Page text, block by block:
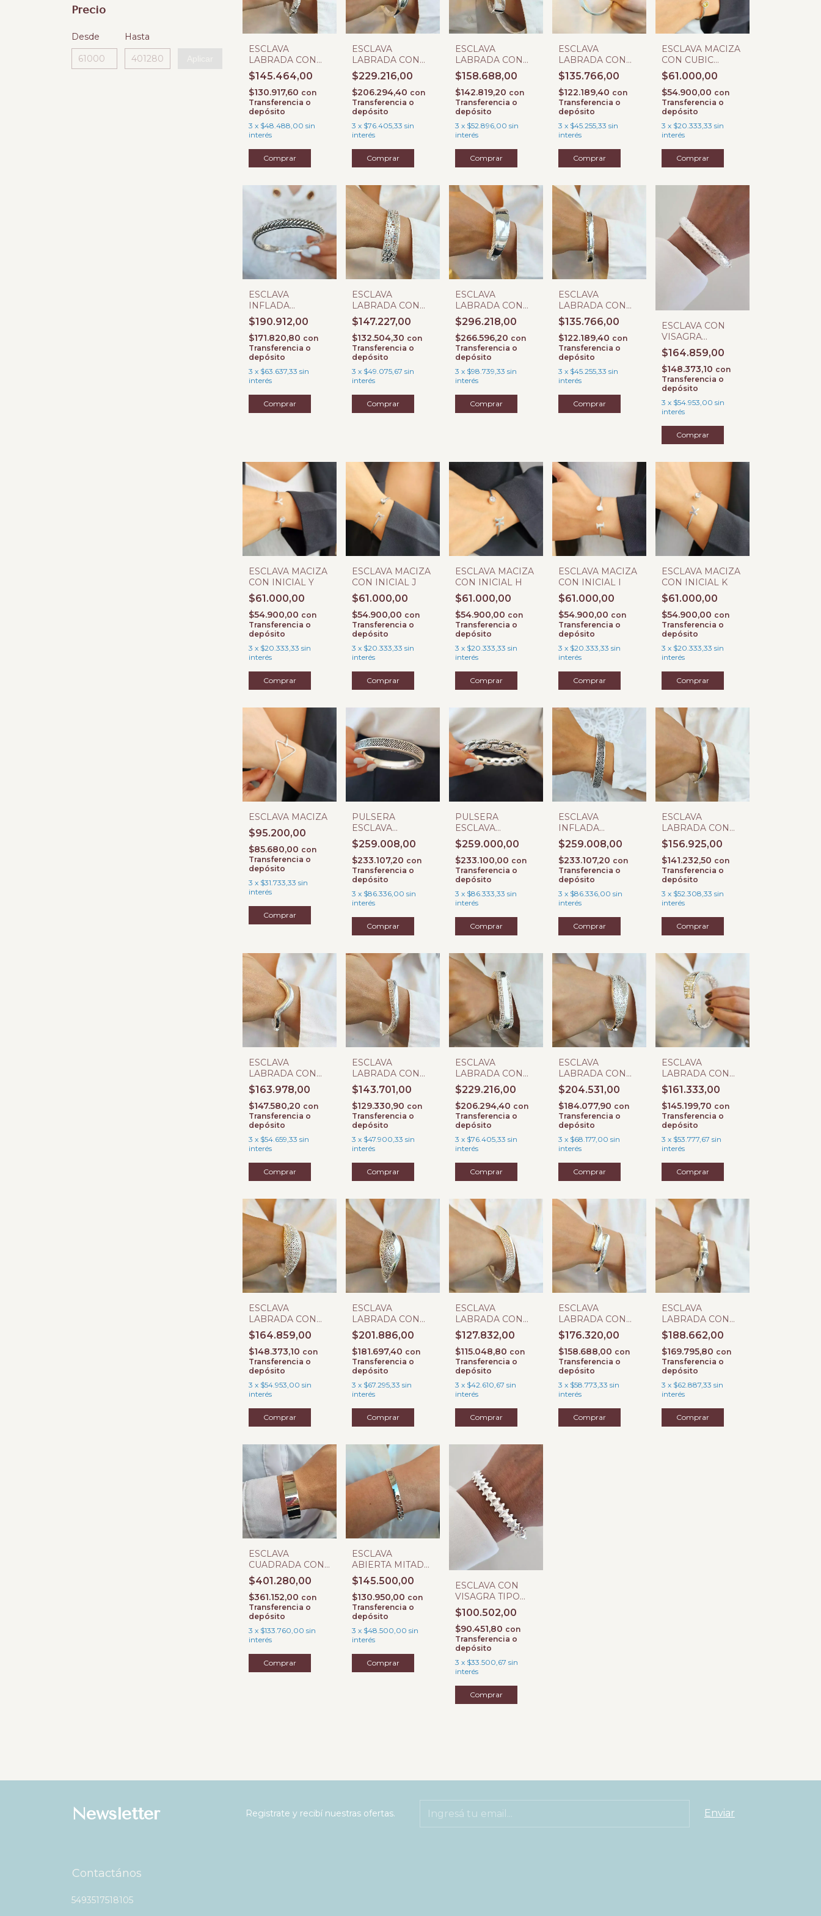
Precio
Desde Hasta
ESCLAVA
LABRADA CON
BISAGRA I
$145.464,00
$130.917,60 con
Transferencia o
depósito
3 x $48.488,00 sin
interés
ESCLAVA
LABRADA CON
BISAGRA M
$229.216,00
$206.294,40 con
Transferencia o
depósito
3 x $76.405,33 sin
interés
ESCLAVA
LABRADA CON
BISAGRA B
$158.688,00
$142.819,20 con
Transferencia o
depósito
3 x $52.896,00 sin
interés
ESCLAVA
LABRADA CON
BISAGRA Ñ
$135.766,00
$122.189,40 con
Transferencia o
depósito
3 x $45.255,33 sin
interés
ESCLAVA MACIZA
CON CUBIC
AMARILLO
$61.000,00
$54.900,00 con
Transferencia o
depósito
3 x $20.333,33 sin
interés
ESCLAVA
INFLADA
LABRADA
$190.912,00
$171.820,80 con
Transferencia o
depósito
3 x $63.637,33 sin
interés
ESCLAVA
LABRADA CON
BISAGRA C
$147.227,00
$132.504,30 con
Transferencia o
depósito
3 x $49.075,67 sin
interés
ESCLAVA
LABRADA CON
BISAGRA K
$296.218,00
$266.596,20 con
Transferencia o
depósito
3 x $98.739,33 sin
interés
ESCLAVA
LABRADA CON
BISAGRA N
$135.766,00
$122.189,40 con
Transferencia o
depósito
3 x $45.255,33 sin
interés
ESCLAVA CON
VISAGRA
LABRADA TIPO
PANAL
$164.859,00
$148.373,10 con
Transferencia o
depósito
3 x $54.953,00 sin
interés
ESCLAVA MACIZA
CON INICIAL Y
$61.000,00
$54.900,00 con
Transferencia o
depósito
3 x $20.333,33 sin
interés
ESCLAVA MACIZA
CON INICIAL J
$61.000,00
$54.900,00 con
Transferencia o
depósito
3 x $20.333,33 sin
interés
ESCLAVA MACIZA
CON INICIAL H
$61.000,00
$54.900,00 con
Transferencia o
depósito
3 x $20.333,33 sin
interés
ESCLAVA MACIZA
CON INICIAL I
$61.000,00
$54.900,00 con
Transferencia o
depósito
3 x $20.333,33 sin
interés
ESCLAVA MACIZA
CON INICIAL K
$61.000,00
$54.900,00 con
Transferencia o
depósito
3 x $20.333,33 sin
interés
ESCLAVA MACIZA
$95.200,00
$85.680,00 con
Transferencia o
depósito
3 x $31.733,33 sin
interés
PULSERA
ESCLAVA
LABRADA
$259.008,00
$233.107,20 con
Transferencia o
depósito
3 x $86.336,00 sin
interés
PULSERA
ESCLAVA
LABRADA
$259.000,00
$233.100,00 con
Transferencia o
depósito
3 x $86.333,33 sin
interés
ESCLAVA
INFLADA
LABRADA
$259.008,00
$233.107,20 con
Transferencia o
depósito
3 x $86.336,00 sin
interés
ESCLAVA
LABRADA CON
BISAGRA A
$156.925,00
$141.232,50 con
Transferencia o
depósito
3 x $52.308,33 sin
interés
ESCLAVA
LABRADA CON
BISAGRA E
$163.978,00
$147.580,20 con
Transferencia o
depósito
3 x $54.659,33 sin
interés
ESCLAVA
LABRADA CON
BISAGRA F
$143.701,00
$129.330,90 con
Transferencia o
depósito
3 x $47.900,33 sin
interés
ESCLAVA
LABRADA CON
BISAGRA H
$229.216,00
$206.294,40 con
Transferencia o
depósito
3 x $76.405,33 sin
interés
ESCLAVA
LABRADA CON
BISAGRA J
$204.531,00
$184.077,90 con
Transferencia o
depósito
3 x $68.177,00 sin
interés
ESCLAVA
LABRADA CON
BISAGRA L
$161.333,00
$145.199,70 con
Transferencia o
depósito
3 x $53.777,67 sin
interés
ESCLAVA
LABRADA CON
BISAGRA O
$164.859,00
$148.373,10 con
Transferencia o
depósito
3 x $54.953,00 sin
interés
ESCLAVA
LABRADA CON
BISAGRA P
$201.886,00
$181.697,40 con
Transferencia o
depósito
3 x $67.295,33 sin
interés
ESCLAVA
LABRADA CON
BISAGRA Q
$127.832,00
$115.048,80 con
Transferencia o
depósito
3 x $42.610,67 sin
interés
ESCLAVA
LABRADA CON
BISAGRA R
$176.320,00
$158.688,00 con
Transferencia o
depósito
3 x $58.773,33 sin
interés
ESCLAVA
LABRADA CON
BISAGRA S
$188.662,00
$169.795,80 con
Transferencia o
depósito
3 x $62.887,33 sin
interés
ESCLAVA
CUADRADA CON
VISAGRA 1.5CM
GROSOR
$401.280,00
$361.152,00 con
Transferencia o
depósito
3 x $133.760,00 sin
interés
ESCLAVA
ABIERTA MITAD
LABRADA
ESLABONES
$145.500,00
$130.950,00 con
Transferencia o
depósito
3 x $48.500,00 sin
interés
ESCLAVA CON
VISAGRA TIPO
TACHAS Y PUAS
$100.502,00
$90.451,80 con
Transferencia o
depósito
3 x $33.500,67 sin
interés
Newsletter Registrate y recibí nuestras ofertas.
Contactános
5493517518105